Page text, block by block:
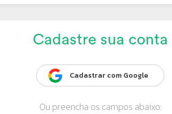
Cadastre sua conta
Cadastrar com Google
Ou preencha os campos abaixo: